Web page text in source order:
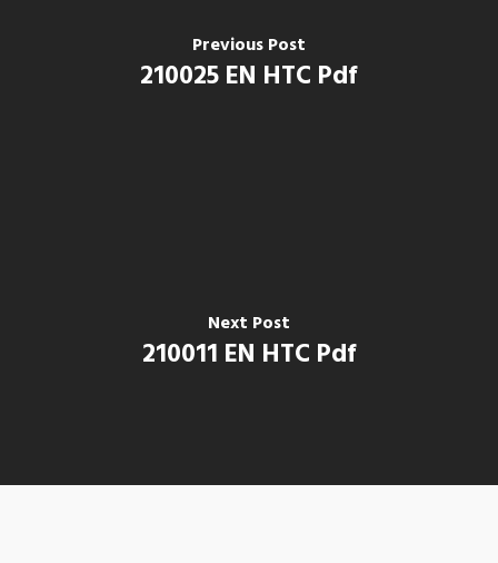
Previous Post
210025 EN HTC Pdf
Next Post
210011 EN HTC Pdf